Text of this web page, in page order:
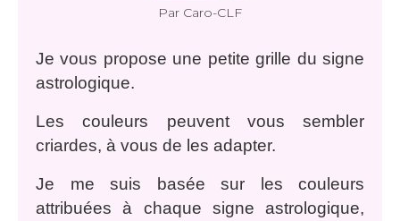
Par Caro-CLF
Je vous propose une petite grille du signe
astrologique.
Les couleurs peuvent vous sembler
criardes, à vous de les adapter.
Je me suis basée sur les couleurs
attribuées à chaque signe astrologique,